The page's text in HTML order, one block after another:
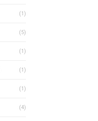
(1)
(5)
(1)
(1)
(1)
(4)